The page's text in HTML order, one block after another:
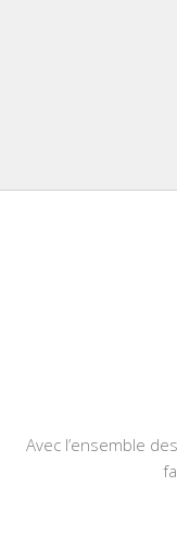
Avec l’ensemble